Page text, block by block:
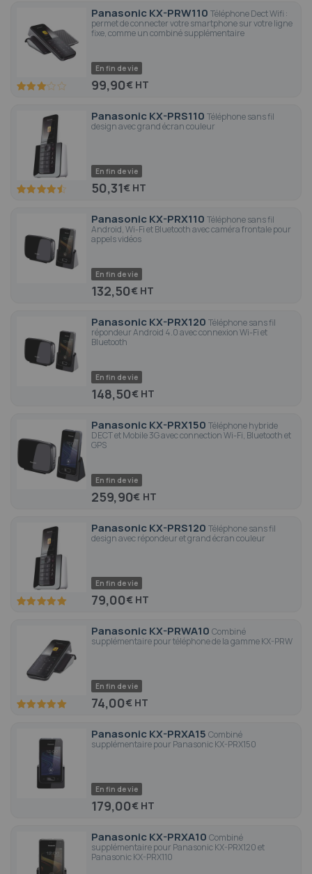
Panasonic KX-PRW110 Téléphone Dect Wifi :
permet de connecter votre smartphone sur votre ligne
fixe, comme un combiné supplémentaire
60 100
En fin de vie
99,90€
Panasonic KX-PRS110 Téléphone sans fil
design avec grand écran couleur
90 100
En fin de vie
50,31€
Panasonic KX-PRX110 Téléphone sans fil
Android, Wi-Fi et Bluetooth avec caméra frontale pour
appels vidéos
En fin de vie
132,50€
Panasonic KX-PRX120 Téléphone sans fil
répondeur Android 4.0 avec connexion Wi-Fi et
Bluetooth
En fin de vie
148,50€
Panasonic KX-PRX150 Téléphone hybride
DECT et Mobile 3G avec connection Wi-Fi, Bluetooth et
GPS
En fin de vie
259,90€
Panasonic KX-PRS120 Téléphone sans fil
design avec répondeur et grand écran couleur
100 100
En fin de vie
79,00€
Panasonic KX-PRWA10 Combiné
supplémentaire pour téléphone de la gamme KX-PRW
100 100
En fin de vie
74,00€
Panasonic KX-PRXA15 Combiné
supplémentaire pour Panasonic KX-PRX150
En fin de vie
179,00€
Panasonic KX-PRXA10 Combiné
supplémentaire pour Panasonic KX-PRX120 et
Panasonic KX-PRX110